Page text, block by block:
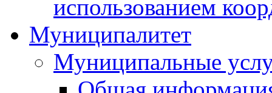
использованием
Муниципалитет
Муниципальные